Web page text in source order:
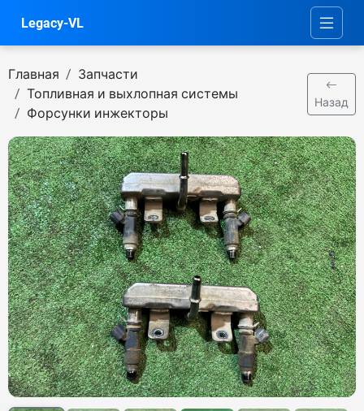
Legacy-VL
Главная
Запчасти
Топливная и выхлопная системы
Форсунки инжекторы
Назад